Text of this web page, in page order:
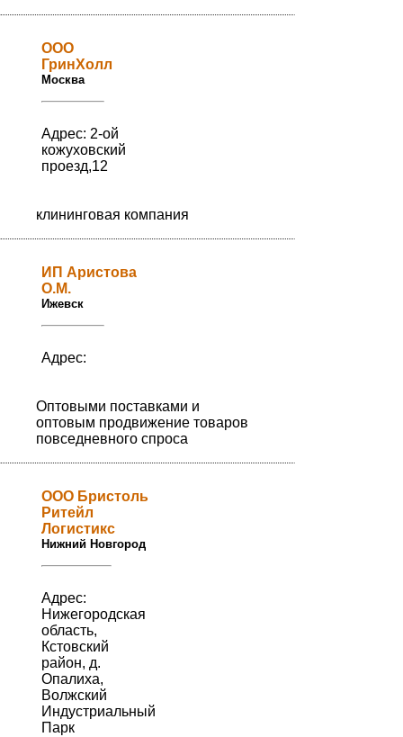
ООО
ГринХолл
Москва
Адрес: 2-ой
кожуховский
проезд,12
клининговая компания
ИП Аристова
О.М.
Ижевск
Адрес:
Оптовыми поставками и
оптовым продвижение товаров
повседневного спроса
ООО Бристоль
Ритейл
Логистикс
Нижний Новгород
Адрес:
Нижегородская
область,
Кстовский
район, д.
Опалиха,
Волжский
Индустриальный
Парк